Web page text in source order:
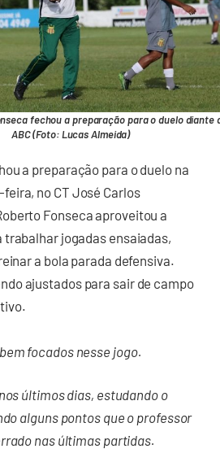
fechou a preparação para o duelo diante
ABC (Foto: Lucas Almeida)
a preparação para o duelo na
no CT José Carlos
Fonseca aproveitou a
jogadas ensaiadas,
a bola parada defensiva.
ajustados para sair de campo
focados nesse jogo.
últimos dias, estudando o
alguns pontos que o professor
nas últimas partidas.